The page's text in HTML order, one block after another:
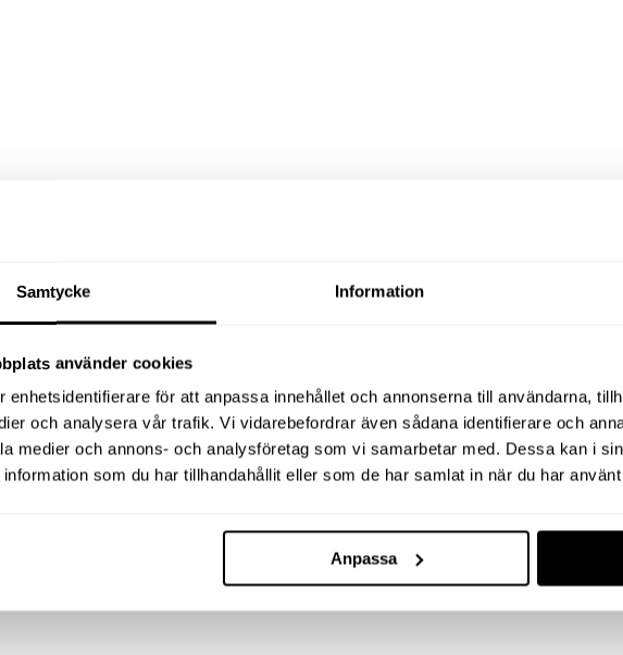
Samtycke Information
använder cookies
enhetsidentifierare för att anpassa innehållet och annonserna till användarna,
och analysera vår trafik. Vi vidarebefordrar även sådana identifierare och
medier och annons- och analysföretag som vi samarbetar med. Dessa kan i
information som du har tillhandahållit eller som de har samlat in när du har
Anpassa